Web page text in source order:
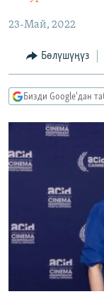
МАДАНИЯТ
ТВ
БҮГҮН АЗАТТЫКТА
ЭКСПЕРТТЕР
ДАНИСТЕ
ЭЖЕ-СИҢДИЛЕР
АЗАТТЫК+
ПОДКАСТ
ӨЗГӨЧӨ ПИКИР
Русский
ОНЛАЙН ШЕРИНЕ
ЭЕ/АРнун
23-Май, 2022
Бөлүшүңүз
Бизди Google'дан